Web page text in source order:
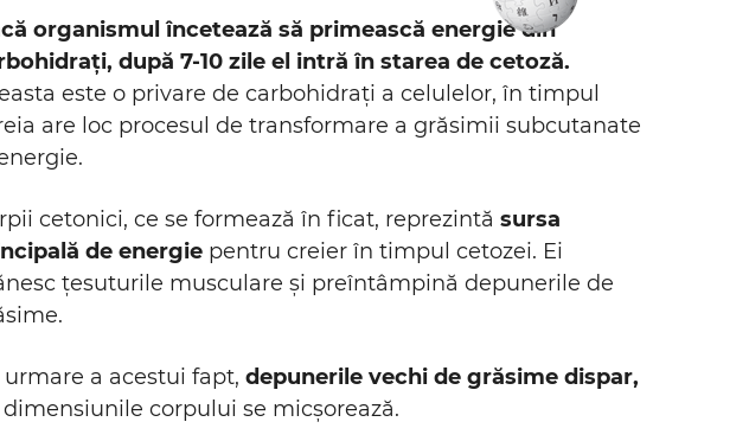
organismul încetează să primească energie din
după 7-10 zile el intră în starea de cetoză.
este o privare de carbohidrați a celulelor, în timpul
are loc procesul de transformare a grăsimii subcutanate
cetonici, ce se formează în ficat, reprezintă sursa
de energie pentru creier în timpul cetozei. Ei
țesuturile musculare și preîntâmpină depunerile de
urmare a acestui fapt, depunerile vechi de grăsime dispar,
dimensiunile corpului se micșorează.